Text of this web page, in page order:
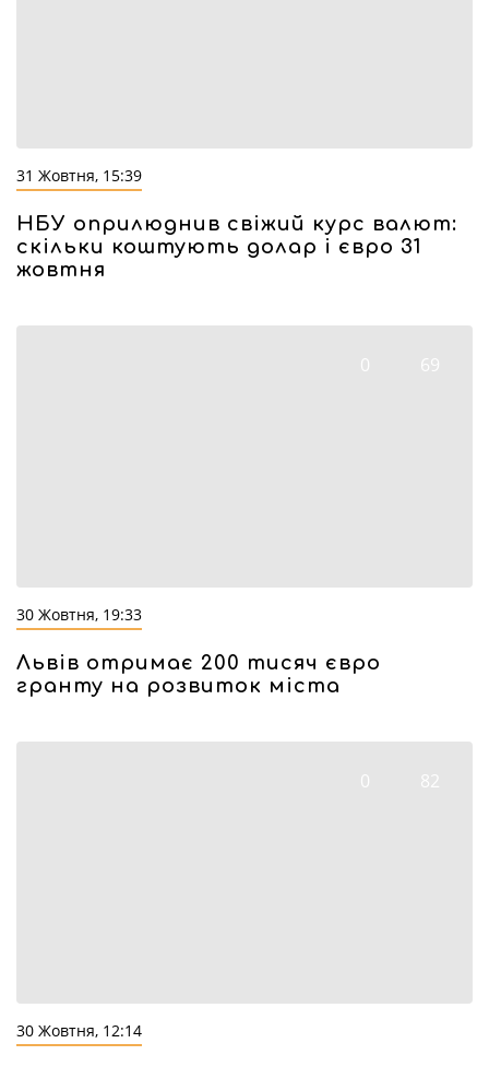
31 Жовтня, 15:39
НБУ оприлюднив свіжий курс валют:
скільки коштують долар і євро 31
жовтня
0 69
30 Жовтня, 19:33
Львів отримає 200 тисяч євро
гранту на розвиток міста
0 82
30 Жовтня, 12:14